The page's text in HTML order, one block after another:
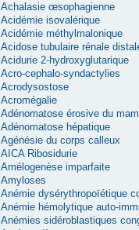
Achalasie œsophagienne
Acidémie isovalérique
Acidémie méthylmalonique
Acidose tubulaire rénale
Acidurie 2-hydroxyglutarique
Acro-cephalo-syndactylies
Acrodysostose
Acromégalie
Adénomatose érosive du
Adénomatose hépatique
Agénésie du corps calleux
AICA Ribosidurie
Amélogenèse imparfaite
Amyloses
Anémie dysérythropoïétique
Anémie hémolytique auto-
Anémies sidéroblastiques